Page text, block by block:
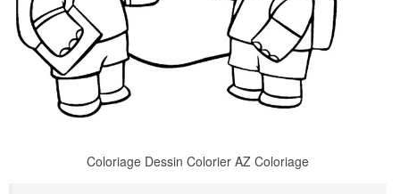
Coloriage Dessin Colorier AZ Coloriage